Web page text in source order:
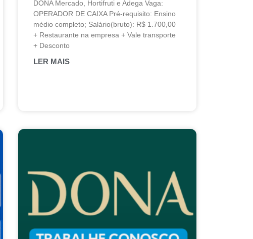
DONA Mercado, Hortifruti e Adega Vaga:
OPERADOR DE CAIXA Pré-requisito: Ensino
médio completo; Salário(bruto): R$ 1.700,00
+ Restaurante na empresa + Vale transporte
+ Desconto
LER MAIS